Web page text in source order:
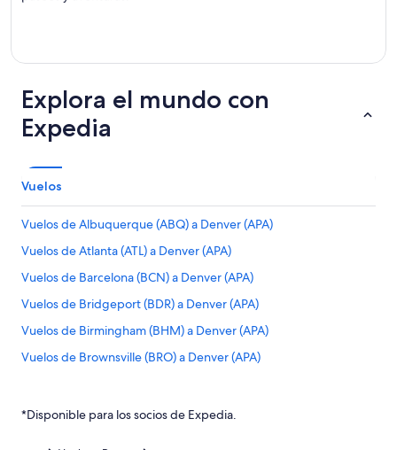
Explora el mundo con
Expedia
Vuelos
Vuelos de Albuquerque (ABQ) a Denver (APA)
Vuelos de Atlanta (ATL) a Denver (APA)
Vuelos de Barcelona (BCN) a Denver (APA)
Vuelos de Bridgeport (BDR) a Denver (APA)
Vuelos de Birmingham (BHM) a Denver (APA)
Vuelos de Brownsville (BRO) a Denver (APA)
Vuelos de Cancún (CUN) a Denver (APA)
*Disponible para los socios de Expedia.